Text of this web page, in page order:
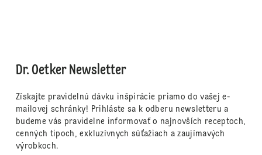
Dr. Oetker Newsletter
Získajte pravidelnú dávku inšpirácie priamo do vašej e-
mailovej schránky! Prihláste sa k odberu newsletteru a
budeme vás pravidelne informovať o najnovších receptoch,
cenných tipoch, exkluzívnych súťažiach a zaujímavých
výrobkoch.